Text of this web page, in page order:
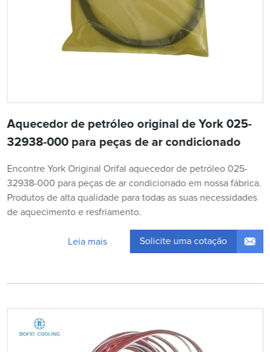
Aquecedor de petróleo original de York 025-
32938-000 para peças de ar condicionado
Encontre York Original Orifal aquecedor de petróleo 025-
32938-000 para peças de ar condicionado em nossa fábrica.
Produtos de alta qualidade para todas as suas necessidades
de aquecimento e resfriamento.
Leia mais Solicite uma cotação